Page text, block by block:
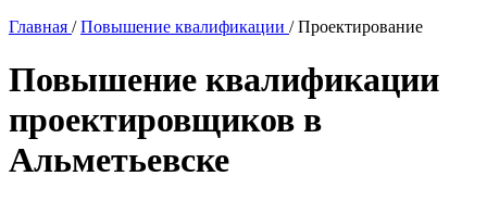
Главная /Повышение квалификации /Проектирование
Повышение квалификации
проектировщиков в
Альметьевске